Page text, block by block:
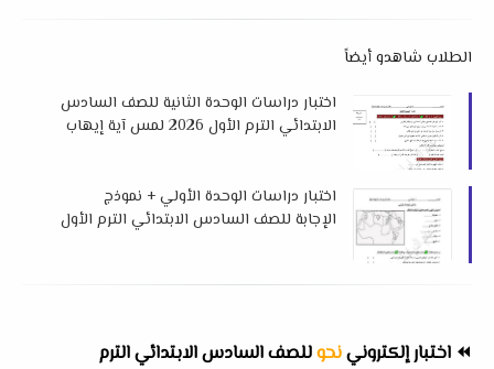
الطلاب شاهدو أيضاً
اختبار دراسات الوحدة الثانية للصف السادس
الابتدائي الترم الأول 2026 لمس آية إيهاب
اختبار دراسات الوحدة الأولي + نموذج
الإجابة للصف السادس الابتدائي الترم الأول
⏪ اختبار إلكترونينحوللصف السادس الابتدائي الترم